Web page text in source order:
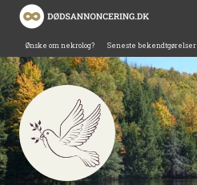
Ønske om nekrolog? Seneste bekendtgørelser